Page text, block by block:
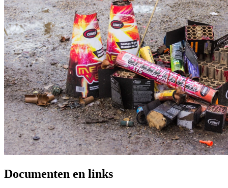
Documenten en links